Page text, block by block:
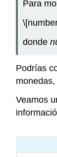
Para
donde
Podrías
Veamos